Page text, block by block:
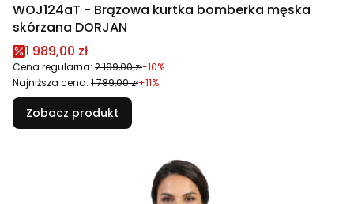
WOJ124aT - Brązowa kurtka bomberka męska
skórzana DORJAN
Cena promocyjna
1 989,00 zł
Cena regularna: 2 199,00 zł-10%
Najniższa cena: 1 789,00 zł+11%
Zobacz produkt